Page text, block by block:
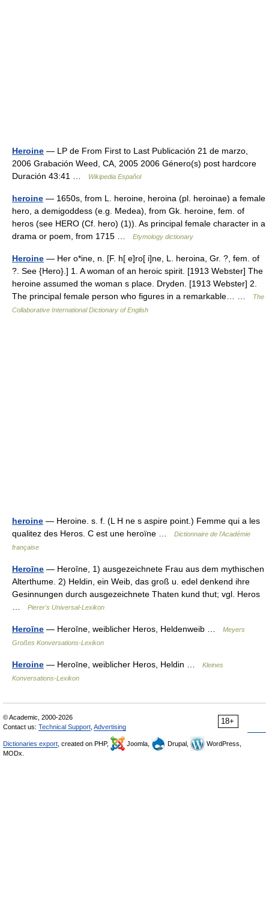
Heroine — LP de From First to Last Publicación 21 de marzo,
2006 Grabación Weed, CA, 2005 2006 Género(s) post hardcore
Duración 43:41 …
Wikipedia Español
heroine — 1650s, from L. heroine, heroina (pl. heroinae) a female
hero, a demigoddess (e.g. Medea), from Gk. heroine, fem. of
heros (see HERO (Cf. hero) (1)). As principal female character in a
drama or poem, from 1715 …
Etymology dictionary
Heroine — Her o*ine, n. [F. h[ e]ro[ i]ne, L. heroina, Gr. ?, fem. of
?. See {Hero}.] 1. A woman of an heroic spirit. [1913 Webster] The
heroine assumed the woman s place. Dryden. [1913 Webster] 2.
The principal female person who figures in a remarkable… …
The
Collaborative International Dictionary of English
heroine — Heroine. s. f. (L H ne s aspire point.) Femme qui a les
qualitez des Heros. C est une heroïne …
Dictionnaire de l'Académie
française
Heroīne — Heroīne, 1) ausgezeichnete Frau aus dem mythischen
Alterthume. 2) Heldin, ein Weib, das groß u. edel denkend ihre
Gesinnungen durch ausgezeichnete Thaten kund thut; vgl. Heros
Pierer's Universal-Lexikon
Heroīne — Heroīne, weiblicher Heros, Heldenweib …
Meyers
Großes Konversations-Lexikon
Heroine — Heroīne, weiblicher Heros, Heldin …
Kleines
Konversations-Lexikon
18+
© Academic, 2000-2026
Contact us: Technical Support Advertising
Dictionaries export , created on PHP, Joomla, Drupal,
WordPress,
MODx.